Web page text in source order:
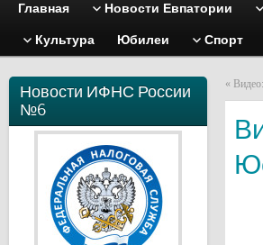
Главная Новости Евпатории
Культура Юбилеи Спорт
Новости ИФНС России
№6
«